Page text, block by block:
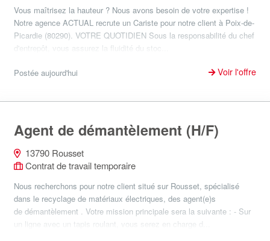
Vous maîtrisez la hauteur ? Nous avons besoin de votre expertise !
Notre agence ACTUAL recrute un Cariste pour notre client à Poix-de-
Picardie (80290). VOTRE QUOTIDIEN Sous la responsabilité du chef
d'entrepôt, vous assurez la fluidité du stoc...
Postée aujourd'hui Voir l'offre
Agent de démantèlement (H/F)
13790 Rousset
Contrat de travail temporaire
Nous recherchons pour notre client situé sur Rousset, spécialisé
dans le recyclage de matériaux électriques, des agent(e)s
de démantèlement . Votre mission principale sera la suivante : - Sur
un ligne avec un tapis roulant, vous serez en charge d...